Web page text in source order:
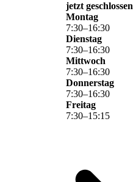
jetzt geschlossen
Montag
7:30–16:30
Dienstag
7:30–16:30
Mittwoch
7:30–16:30
Donnerstag
7:30–16:30
Freitag
7:30–15:15